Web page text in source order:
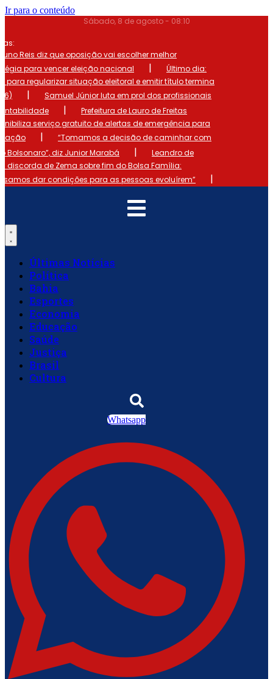
Ir para o conteúdo
Sábado, 8 de agosto - 08:10
Reis diz que oposição vai escolher melhor
para vencer eleição nacional
|
Último dia:
para regularizar situação eleitoral e emitir título termina
|
Samuel Júnior luta em prol dos profissionais
|
Prefeitura de Lauro de Freitas
serviço gratuito de alertas de emergência para
|
“Tomamos a decisão de caminhar com
Bolsonaro”, diz Junior Marabá
|
Leandro de
discorda de Zema sobre fim do Bolsa Família:
dar condições para as pessoas evoluírem”
|
Últimas Notícias
Política
Bahia
Esportes
Economia
Educação
Saúde
Justiça
Brasil
Cultura
Whatsapp